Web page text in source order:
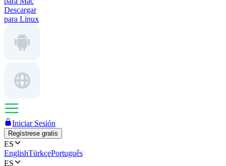
Descargar
para Linux
Iniciar Sesión
Regístrese gratis
ES
EnglishTürkçePortuguês
ES